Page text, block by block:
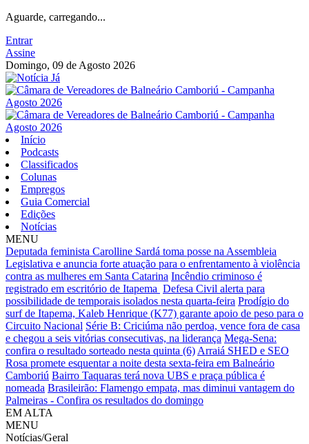
Aguarde, carregando...
Entrar
Assine
Domingo, 09 de Agosto 2026
Início
Podcasts
Classificados
Colunas
Empregos
Guia Comercial
Edições
Notícias
MENU
Deputada feminista Carolline Sardá toma posse na Assembleia
Legislativa e anuncia forte atuação para o enfrentamento à violência
contra as mulheres em Santa Catarina Incêndio criminoso é
registrado em escritório de Itapema Defesa Civil alerta para
possibilidade de temporais isolados nesta quarta-feira Prodígio do
surf de Itapema, Kaleb Henrique (K77) garante apoio de peso para o
Circuito Nacional Série B: Criciúma não perdoa, vence fora de casa
e chegou a seis vitórias consecutivas, na liderança Mega-Sena:
confira o resultado sorteado nesta quinta (6) Arraiá SHED e SEO
Rosa promete esquentar a noite desta sexta-feira em Balneário
Camboriú Bairro Taquaras terá nova UBS e praça pública é
nomeada Brasileirão: Flamengo empata, mas diminui vantagem do
Palmeiras - Confira os resultados do domingo
EM ALTA
MENU
Notícias/Geral